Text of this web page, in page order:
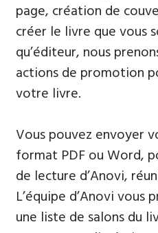
page, création de
créer le livre que vous
qu’éditeur, nous
actions de promotion
votre livre.
Vous pouvez envoyer
format PDF ou Word,
de lecture d’Anovi,
L’équipe d’Anovi vous
une liste de salons du